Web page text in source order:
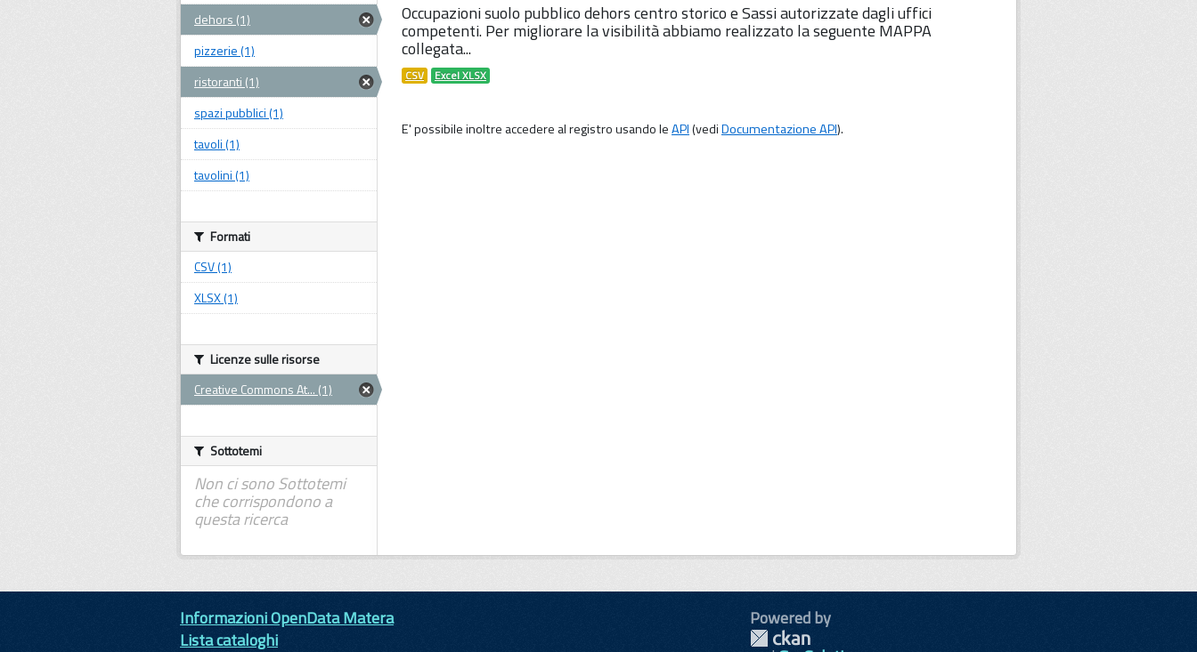
Occupazioni suolo pubblico dehors centro storico e Sassi autorizzate dagli uffici
competenti. Per migliorare la visibilità abbiamo realizzato la seguente MAPPA
collegata...
CSV Excel XLSX
E' possibile inoltre accedere al registro usando leAPI(vediDocumentazione API).
dehors (1)
pizzerie (1)
ristoranti (1)
spazi pubblici (1)
tavoli (1)
tavolini (1)
Formati
CSV (1)
XLSX (1)
Licenze sulle risorse
Creative Commons At... (1)
Sottotemi
Non ci sono Sottotemi
che corrispondono a
questa ricerca
Informazioni OpenData Matera
Lista cataloghi
Powered by